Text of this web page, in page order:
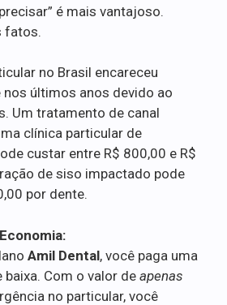
é mais vantajoso.
fatos.
no Brasil encareceu
últimos anos devido ao
Um tratamento de canal
clínica particular de
custar entre R$ 800,00 e R$
de siso impactado pode
por dente.
Amil Dental, você paga uma
Com o valor de apenas
no particular, você